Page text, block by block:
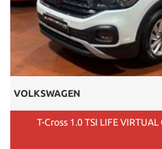
VOLKSWAGEN
T-Cross 1.0 TSI LIFE